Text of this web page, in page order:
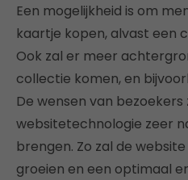
Een mogelijkheid is om
kaartje kopen, alvast een
Ook zal er meer
collectie komen, en
De wensen van bezoekers
websitetechnologie zeer
brengen. Zo zal de
groeien en een optimaal